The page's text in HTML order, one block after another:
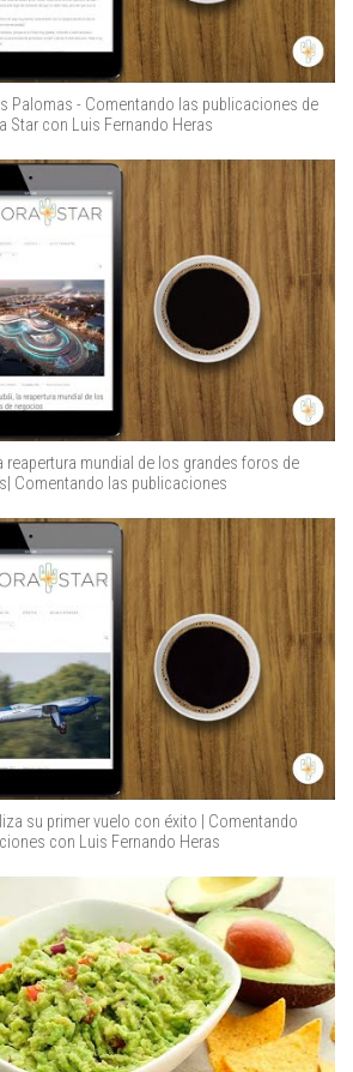
Palomas - Comentando las publicaciones de
Star con Luis Fernando Heras
reapertura mundial de los grandes foros de
Comentando las publicaciones
su primer vuelo con éxito | Comentando
con Luis Fernando Heras